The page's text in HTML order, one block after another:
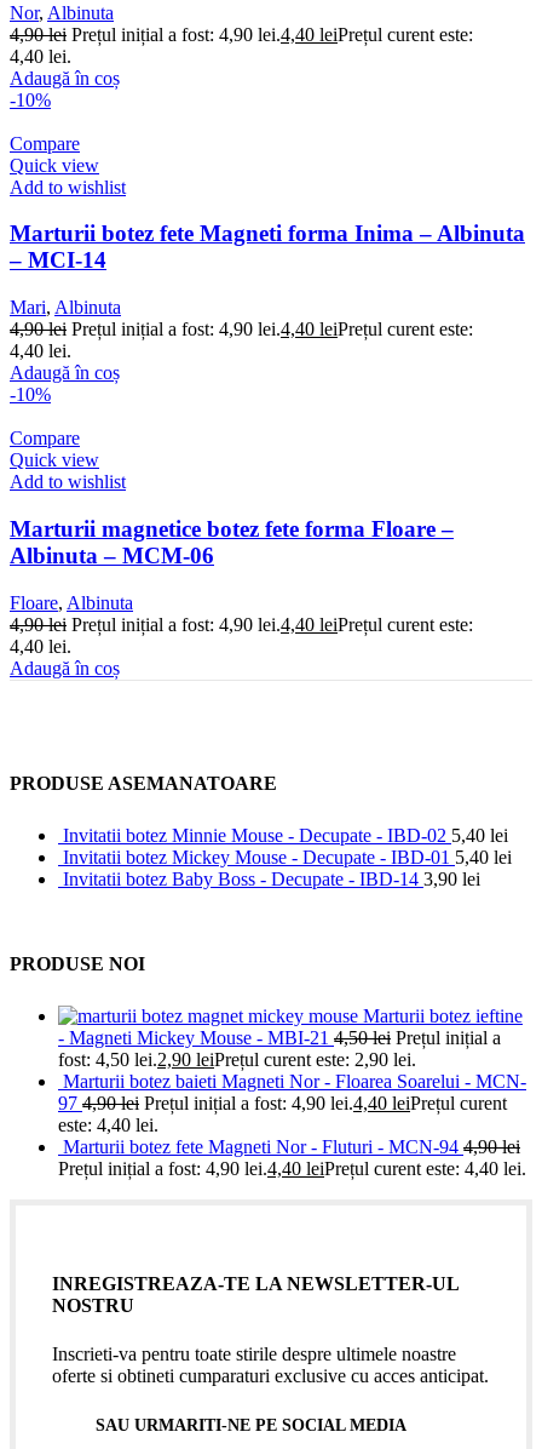
Nor, Albinuta
4,90lei Prețul inițial a fost: 4,90 lei.4,40 leiPrețul curent este:
4,40 lei.
Adaugă în coș
-10%
Compare
Quick view
Add to wishlist
Marturii botez fete Magneti forma Inima – Albinuta
– MCI-14
Mari, Albinuta
4,90lei Prețul inițial a fost: 4,90 lei.4,40 leiPrețul curent este:
4,40 lei.
Adaugă în coș
-10%
Compare
Quick view
Add to wishlist
Marturii magnetice botez fete forma Floare –
Albinuta – MCM-06
Floare, Albinuta
4,90lei Prețul inițial a fost: 4,90 lei.4,40 leiPrețul curent este:
4,40 lei.
Adaugă în coș
PRODUSE ASEMANATOARE
Invitatii botez Minnie Mouse - Decupate - IBD-02 5,40 lei
Invitatii botez Mickey Mouse - Decupate - IBD-01 5,40 lei
Invitatii botez Baby Boss - Decupate - IBD-14 3,90 lei
PRODUSE NOI
Marturii botez ieftine
- Magneti Mickey Mouse - MBI-21 4,50lei Prețul inițial a
fost: 4,50 lei.2,90 leiPrețul curent este: 2,90 lei.
Marturii botez baieti Magneti Nor - Floarea Soarelui - MCN-
97 4,90lei Prețul inițial a fost: 4,90 lei.4,40 leiPrețul curent
este: 4,40 lei.
Marturii botez fete Magneti Nor - Fluturi - MCN-94 4,90lei
Prețul inițial a fost: 4,90 lei.4,40 leiPrețul curent este: 4,40 lei.
INREGISTREAZA-TE LA NEWSLETTER-UL
NOSTRU
Inscrieti-va pentru toate stirile despre ultimele noastre
oferte si obtineti cumparaturi exclusive cu acces anticipat.
SAU URMARITI-NE PE SOCIAL MEDIA